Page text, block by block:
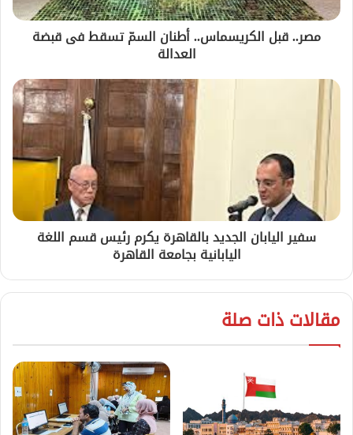
مصر.. قبل الكريسماس.. أطنان السمّ تسقط فى قبضة
العدالة
سفير اليابان الجديد بالقاهرة يكرم رئيس قسم اللغة
اليابانية بجامعة القاهرة
مقالات ذات صلة